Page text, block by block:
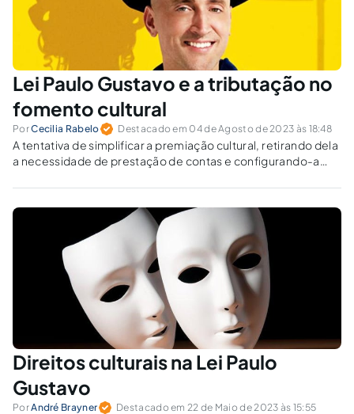
Lei Paulo Gustavo e a tributação no
fomento cultural
PorCecilia Rabelo Destacado em 04 de Agosto de 2023 às 18:48
A tentativa de simplificar a premiação cultural, retirando dela
a necessidade de prestação de contas e configurando-a
mais um imposto, onerando o fomento cultural.
Direitos culturais na Lei Paulo
Gustavo
PorAndré Brayner Destacado em 22 de Maio de 2023 às 15:55